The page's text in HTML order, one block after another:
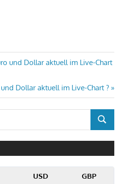
und Dollar aktuell im Live-Chart
und Dollar aktuell im Live-Chart ?
SUCHEN
USD GBP